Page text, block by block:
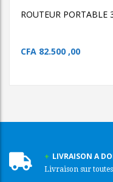
ROUTEUR
CFA 82.500 ,00
LIVRAISON A
Livraison sur